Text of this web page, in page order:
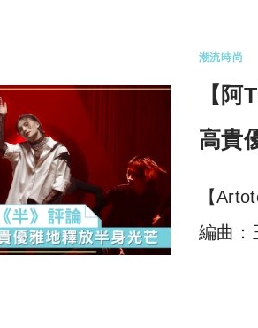
潮流時尚
【
高貴
【
編曲